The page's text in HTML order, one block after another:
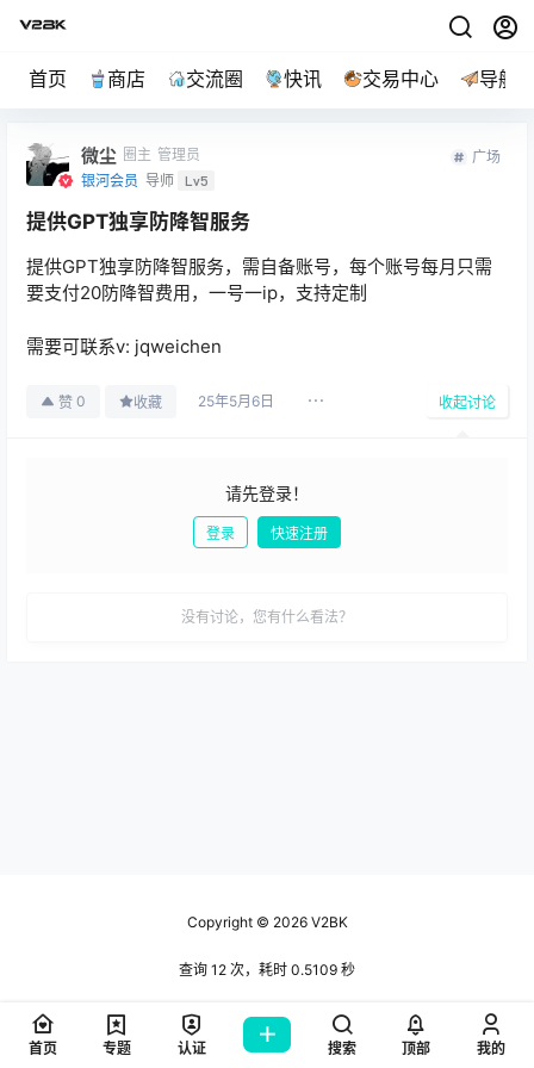
首页 商店 交流圈 快讯 交易中心 导航
微尘 圈主 管理员
银河会员 导师 Lv5
广场
提供GPT独享防降智服务
提供GPT独享防降智服务，需自备账号，每个账号每月只需
要支付20防降智费用，一号一ip，支持定制
需要可联系v: jqweichen
赞 0 收藏 25年5月6日 收起讨论
请先登录！
登录 快速注册
没有讨论，您有什么看法？
Copyright © 2026V2BK
查询 12 次，耗时 0.5109 秒
首页 专题 认证 搜索 顶部 我的